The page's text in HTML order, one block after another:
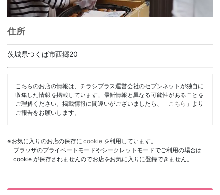
住所
茨城県つくば市西郷20
こちらのお店の情報は、チラシプラス運営会社のセブンネットが独自に
収集した情報を掲載しています。最新情報と異なる可能性があることを
ご理解ください。掲載情報に間違いがございましたら、「 こちら 」より
ご報告をお願いします。
※お気に入りのお店の保存に cookie を利用しています。
ブラウザのプライベートモードやシークレットモードでご利用の場合は
cookie が保存されませんのでお店をお気に入りに登録できません。